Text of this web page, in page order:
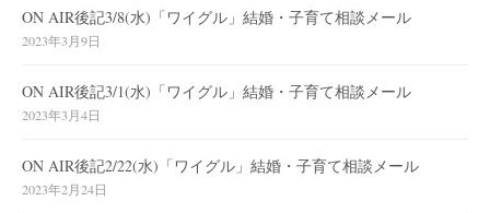
ON AIR後記3/8(水)「ワイグル」結婚・子育て相談メール
2023年3月9日
ON AIR後記3/1(水)「ワイグル」結婚・子育て相談メール
2023年3月4日
ON AIR後記2/22(水)「ワイグル」結婚・子育て相談メール
2023年2月24日